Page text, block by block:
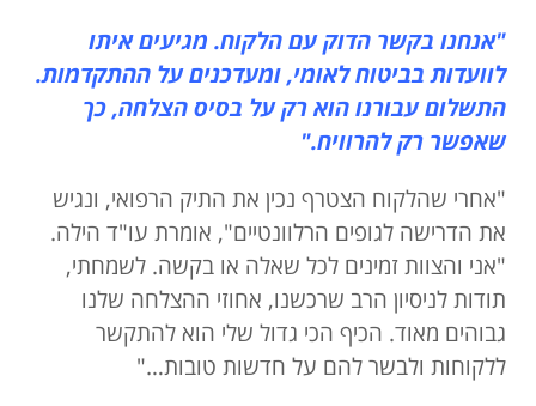
"אנחנו בקשר הדוק עם הלקוח. מגיעים איתו
לוועדות בביטוח לאומי, ומעדכנים על ההתקדמות.
התשלום עבורנו הוא רק על בסיס הצלחה, כך
שאפשר רק להרוויח."
"אחרי שהלקוח הצטרף נכין את התיק הרפואי, ונגיש
את הדרישה לגופים הרלוונטיים", אומרת עו"ד הילה.
"אני והצוות זמינים לכל שאלה או בקשה. לשמחתי,
תודות לניסיון הרב שרכשנו, אחוזי ההצלחה שלנו
גבוהים מאוד. הכיף הכי גדול שלי הוא להתקשר
ללקוחות ולבשר להם על חדשות טובות…"